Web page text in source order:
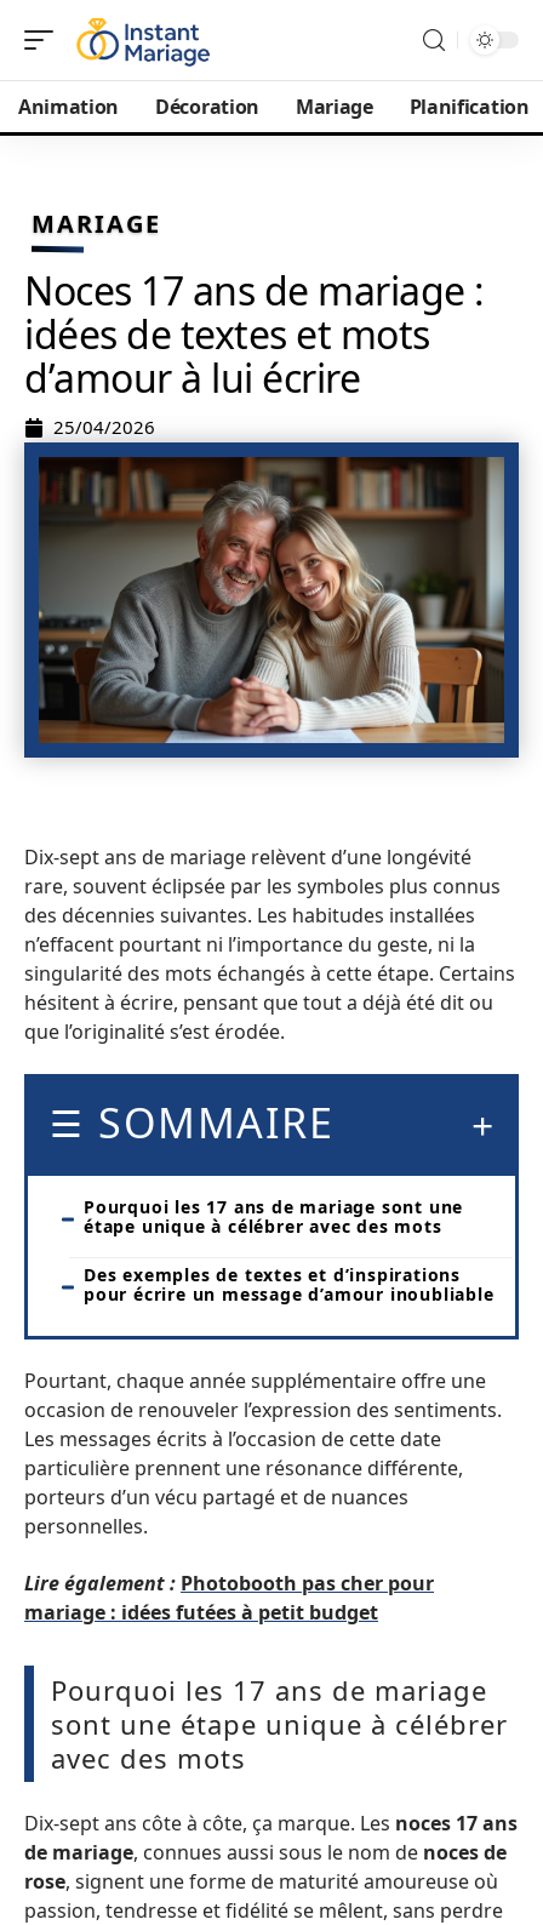
Animation Décoration Mariage Planification
MARIAGE
Noces 17 ans de mariage :
idées de textes et mots
d’amour à lui écrire
25/04/2026
Dix-sept ans de mariage relèvent d’une longévité
rare, souvent éclipsée par les symboles plus connus
des décennies suivantes. Les habitudes installées
n’effacent pourtant ni l’importance du geste, ni la
singularité des mots échangés à cette étape. Certains
hésitent à écrire, pensant que tout a déjà été dit ou
que l’originalité s’est érodée.
SOMMAIRE
Pourquoi les 17 ans de mariage sont une
étape unique à célébrer avec des mots
Des exemples de textes et d’inspirations
pour écrire un message d’amour inoubliable
Pourtant, chaque année supplémentaire offre une
occasion de renouveler l’expression des sentiments.
Les messages écrits à l’occasion de cette date
particulière prennent une résonance différente,
porteurs d’un vécu partagé et de nuances
personnelles.
Lire également : Photobooth pas cher pour
mariage : idées futées à petit budget
Pourquoi les 17 ans de mariage
sont une étape unique à célébrer
avec des mots
Dix-sept ans côte à côte, ça marque. Les noces 17 ans
de mariage, connues aussi sous le nom de noces de
rose, signent une forme de maturité amoureuse où
passion, tendresse et fidélité se mêlent, sans perdre